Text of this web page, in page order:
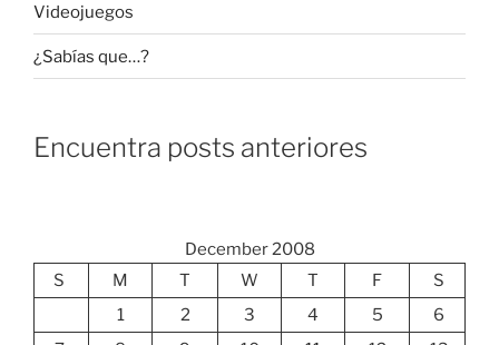
Videojuegos
¿Sabías que…?
Encuentra posts anteriores
December 2008
S
M T W T F
S
1
2 3 4 5
6